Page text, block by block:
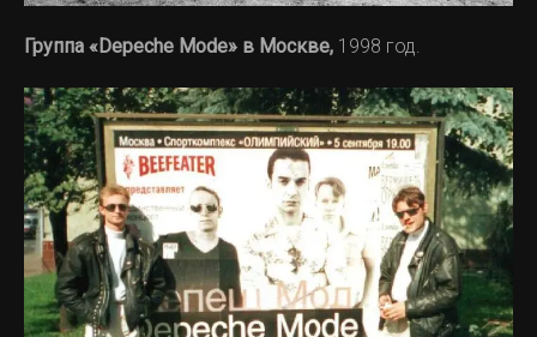
Группа «Depeche Mode» в Москве, 1998 год.